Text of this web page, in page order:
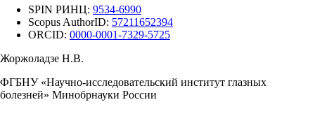
SPIN РИНЦ: 9534-6990
Scopus AuthorID: 57211652394
ORCID: 0000-0001-7329-5725
Жоржоладзе Н.В.
ФГБНУ «Научно-исследовательский институт глазных
болезней» Минобрнауки России